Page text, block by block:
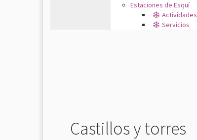
Estaciones de Esquí
Actividades
Servicios
Castillos y torres